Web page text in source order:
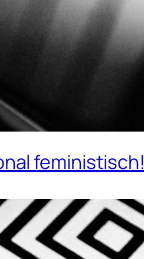
feministisch!